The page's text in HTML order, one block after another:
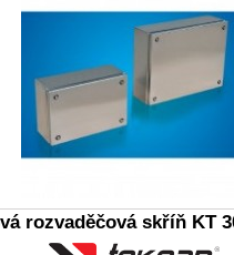
rozvaděčová skříň KT